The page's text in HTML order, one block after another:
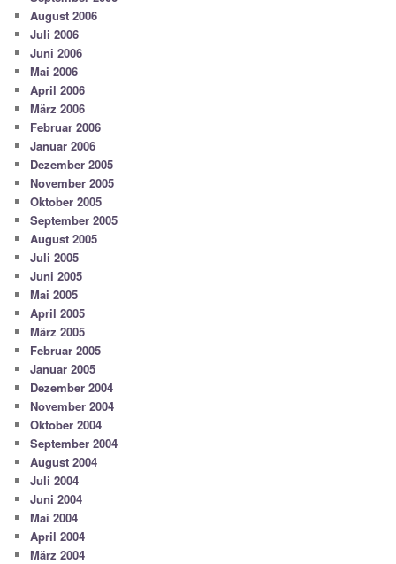
August 2006
Juli 2006
Juni 2006
Mai 2006
April 2006
März 2006
Februar 2006
Januar 2006
Dezember 2005
November 2005
Oktober 2005
September 2005
August 2005
Juli 2005
Juni 2005
Mai 2005
April 2005
März 2005
Februar 2005
Januar 2005
Dezember 2004
November 2004
Oktober 2004
September 2004
August 2004
Juli 2004
Juni 2004
Mai 2004
April 2004
März 2004